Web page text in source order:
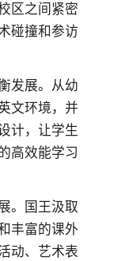
区之间紧密
碰撞和参访
发展。从幼
文环境，并
计，让学生
高效能学习
。国王汲取
丰富的课外
动、艺术表